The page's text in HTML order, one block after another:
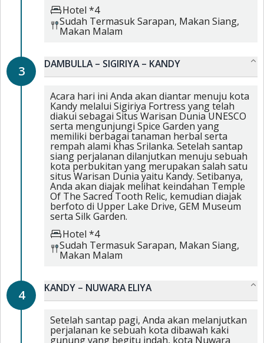
Hotel *4
Sudah TermasukSarapan, Makan Siang,
Makan Malam
3 DAMBULLA – SIGIRIYA – KANDY
Acara hari ini Anda akan diantar menuju kota
Kandy melalui Sigiriya Fortress yang telah
diakui sebagai Situs Warisan Dunia UNESCO
serta mengunjungi Spice Garden yang
memiliki berbagai tanaman herbal serta
rempah alami khas Srilanka. Setelah santap
siang perjalanan dilanjutkan menuju sebuah
kota perbukitan yang merupakan salah satu
situs Warisan Dunia yaitu Kandy. Setibanya,
Anda akan diajak melihat keindahan Temple
Of The Sacred Tooth Relic, kemudian diajak
berfoto di Upper Lake Drive, GEM Museum
serta Silk Garden.
Hotel *4
Sudah TermasukSarapan, Makan Siang,
Makan Malam
4 KANDY – NUWARA ELIYA
Setelah santap pagi, Anda akan melanjutkan
perjalanan ke sebuah kota dibawah kaki
gunung yang begitu indah, kota Nuwara